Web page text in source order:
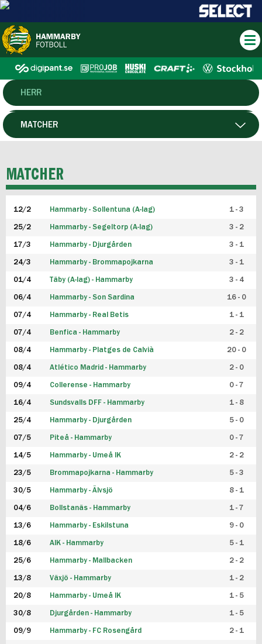
HERR
DAM
P19
F19
FUTSAL HERR
FUTSAL DAM
MATCHER
MATCHER
12/2 Hammarby - Sollentuna (A-lag) 1 - 3
25/2 Hammarby - Segeltorp (A-lag) 3 - 2
17/3 Hammarby - Djurgården 3 - 1
24/3 Hammarby - Brommapojkarna 3 - 1
01/4 Täby (A-lag) - Hammarby 3 - 4
06/4 Hammarby - Son Sardina 16 - 0
07/4 Hammarby - Real Betis 1 - 1
07/4 Benfica - Hammarby 2 - 2
08/4 Hammarby - Platges de Calvià 20 - 0
08/4 Atlético Madrid - Hammarby 2 - 0
09/4 Collerense - Hammarby 0 - 7
16/4 Sundsvalls DFF - Hammarby 1 - 8
25/4 Hammarby - Djurgården 5 - 0
07/5 Piteå - Hammarby 0 - 7
14/5 Hammarby - Umeå IK 2 - 2
23/5 Brommapojkarna - Hammarby 5 - 3
30/5 Hammarby - Älvsjö 8 - 1
04/6 Bollstanäs - Hammarby 1 - 7
13/6 Hammarby - Eskilstuna 9 - 0
18/6 AIK - Hammarby 5 - 1
25/6 Hammarby - Mallbacken 2 - 2
13/8 Växjö - Hammarby 1 - 2
20/8 Hammarby - Umeå IK 1 - 5
30/8 Djurgården - Hammarby 1 - 5
09/9 Hammarby - FC Rosengård 2 - 1